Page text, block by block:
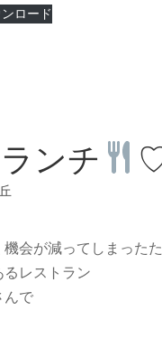
ンロード
ンチ
会が減ってしまった
るレストラン
んで